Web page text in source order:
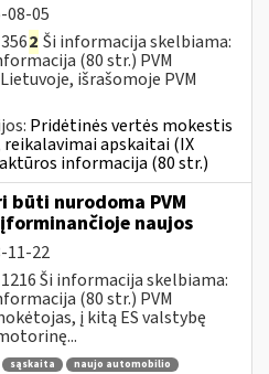
08-05
2 Ši informacija skelbiama:
(80 str.) PVM
išrašomoje PVM
Pridėtinės vertės mokestis
reikalavimai apskaitai (IX
informacija (80 str.)
nurodoma PVM
naujos
11-22
Ši informacija skelbiama:
(80 str.) PVM
į kitą ES valstybę
sąskaita
naujo automobilio